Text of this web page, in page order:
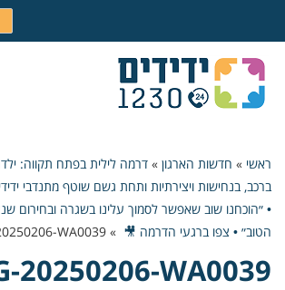
ראשי » חדשות הארגון » דרמה לילית בפתח תקווה:
ברכב, בנחישות ויצירתיות ותחת גשם שוטף מתנדבי
• ״הוכחנו שוב שאפשר לסמוך עלינו בשגרה ובחירום
הטוב״ • צפו ברגעי הדרמה 🎥 »
WA0039
20250206-WA0039